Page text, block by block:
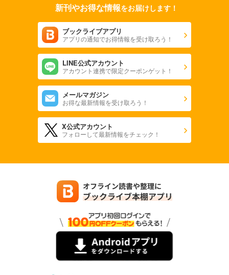
新刊やお得な情報をお届けします！
ブックライブアプリ
アプリの通知でお得情報を受け取ろう！
LINE公式アカウント
アカウント連携で限定クーポンゲット！
メールマガジン
お得な最新情報を受け取ろう！
X公式アカウント
フォローして最新情報をチェック！